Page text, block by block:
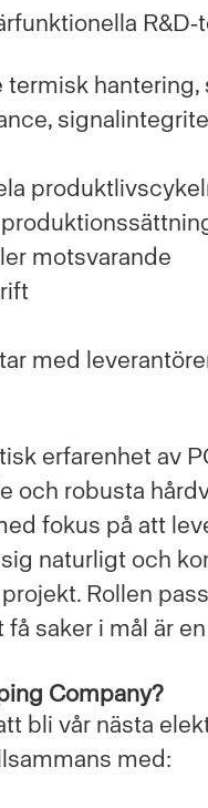
termisk
motsvarande
med
erfarenhet av
och robusta
fokus på att
naturligt och
Rollen
saker i mål är
Company?
bli vår nästa
med: